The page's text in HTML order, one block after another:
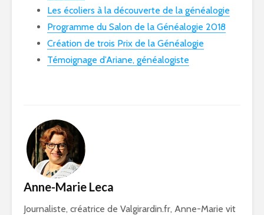
Les écoliers à la découverte de la généalogie
Programme du Salon de la Généalogie 2018
Création de trois Prix de la Généalogie
Témoignage d’Ariane, généalogiste
Anne-Marie Leca
Journaliste, créatrice de Valgirardin.fr, Anne-Marie vit